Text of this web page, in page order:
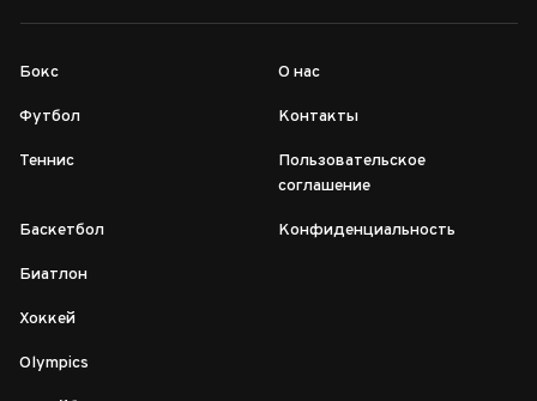
Бокс
Футбол
Теннис
Баскетбол
Биатлон
Хоккей
Olympics
О нас
Контакты
Пользовательское
соглашение
Конфиденциальность